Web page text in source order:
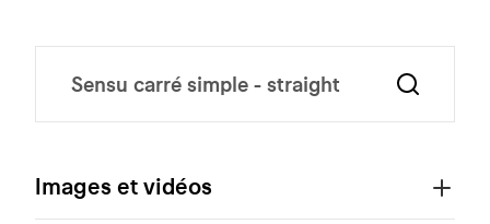
Images et vidéos